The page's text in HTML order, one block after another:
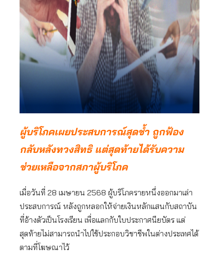
ผู้บริโภคเผยประสบการณ์สุดช้ำ ถูกฟ้อง
กลับหลังทวงสิทธิ แต่สุดท้ายได้รับความ
ช่วยเหลือจากสภาผู้บริโภค
เมื่อวันที่ 28 เมษายน 2568 ผู้บริโภครายหนึ่งออกมาเล่า
ประสบการณ์ หลังถูกหลอกให้จ่ายเงินหลักแสนกับสถาบัน
ที่อ้างตัวเป็นโรงเรียน เพื่อแลกกับใบประกาศนียบัตร แต่
สุดท้ายไม่สามารถนำไปใช้ประกอบวิชาชีพในต่างประเทศได้
ตามที่โฆษณาไว้